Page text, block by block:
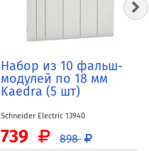
Набор из 10 фальш-
модулей по 18 мм
Kaedra (5 шт)
Schneider Electric 13940
739 898